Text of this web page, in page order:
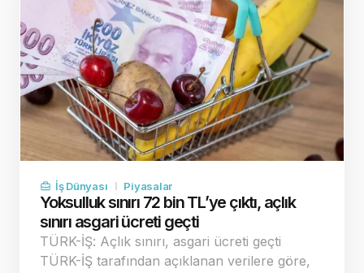
İş Dünyası Piyasalar
Yoksulluk sınırı 72 bin TL’ye çıktı, açlık
sınırı asgari ücreti geçti
TÜRK-İŞ: Açlık sınırı, asgari ücreti geçti
TÜRK-İŞ tarafından açıklanan verilere göre,